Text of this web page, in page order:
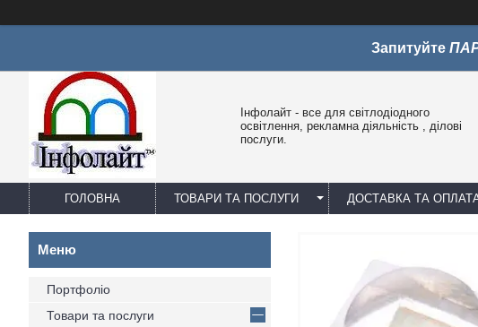
Запитуйте
Інфолайт - все для світлодіодного
освітлення, рекламна діяльність , ділові
послуги.
ГОЛОВНА ТОВАРИ ТА ПОСЛУГИ ДОСТАВКА ТА
Портфоліо
Товари та послуги